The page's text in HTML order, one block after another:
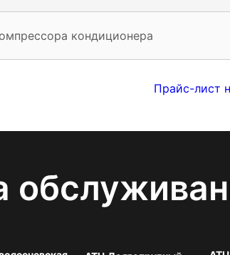
кондиционера
Прайс-лист